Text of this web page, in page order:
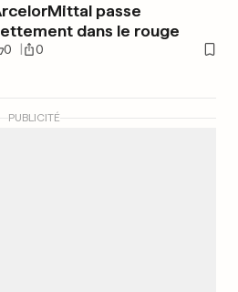
passe
dans le rouge
0 0
PUBLICITÉ